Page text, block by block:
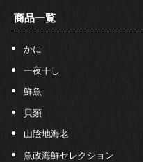
商品一覧
かに
一夜干し
鮮魚
貝類
山陰地海老
魚政海鮮セレクション